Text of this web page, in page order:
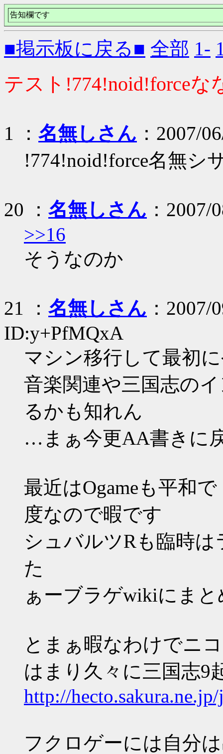
告知欄です
■掲示板に戻る■ 全部 1-
テスト!774!noid!forceな
1 ： 名無しさん ：2007/
!774!noid!force名無シ
20 ： 名無しさん ：
>>16
そうなのか
21 ： 名無しさん ：2007/
ID:y+PfMQxA
マシン移行して最初
音楽関連や三国志の
るかも知れん
…まぁ今更AA書きに
最近はOgameも平和
度なので暇です
シュバルツRも臨時
た
ぁーブラゲwikiにま
とまぁ暇なわけでニ
はまり久々に三国志9
http://
フクロゲーには自分